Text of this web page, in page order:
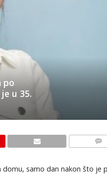
po
u 35.
samo dan nakon što je